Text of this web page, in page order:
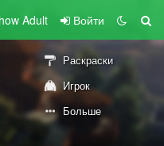
Adult Войти
Раскраски
Игрок
Больше